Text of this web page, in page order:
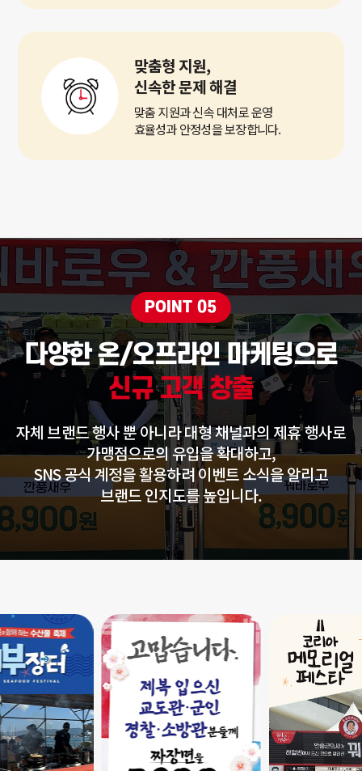
맞춤형 지원,
신속한 문제 해결
맞춤 지원과 신속 대처로 운영
효율성과 안정성을 보장합니다.
POINT 05
다양한 온/오프라인 마케팅으로
신규 고객 창출
자체 브랜드 행사 뿐 아니라 대형 채널과의 제휴 행사로
가맹점으로의 유입을 확대하고,
SNS 공식 계정을 활용하려 이벤트 소식을 알리고
브랜드 인지도를 높입니다.